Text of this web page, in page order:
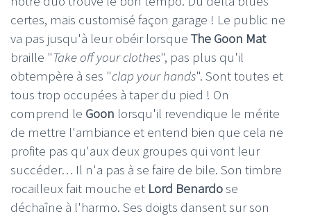
certes, mais customisé façon garage ! Le public ne
va pas jusqu'à leur obéir lorsque The Goon Mat
braille "Take off your clothes", pas plus qu'il
obtempère à ses "clap your hands". Sont toutes et
tous trop occupées à taper du pied ! On
comprend le Goon lorsqu'il revendique le mérite
de mettre l'ambiance et entend bien que cela ne
profite pas qu'aux deux groupes qui vont leur
succéder… Il n'a pas à se faire de bile. Son timbre
rocailleux fait mouche et Lord Benardose
déchaîne à l'harmo. Ses doigts dansent sur son